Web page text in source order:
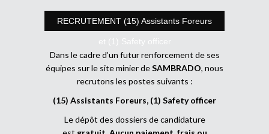
RECRUTEMENT (15) Assistants Foreurs
et (1) Safety officer
Dans le cadre d’un futur renforcement de ses
équipes sur le site minier deSAMBRADO, nous
recrutons les postes suivants :
(15) Assistants Foreurs, (1) Safety officer
Le dépôt des dossiers de candidature